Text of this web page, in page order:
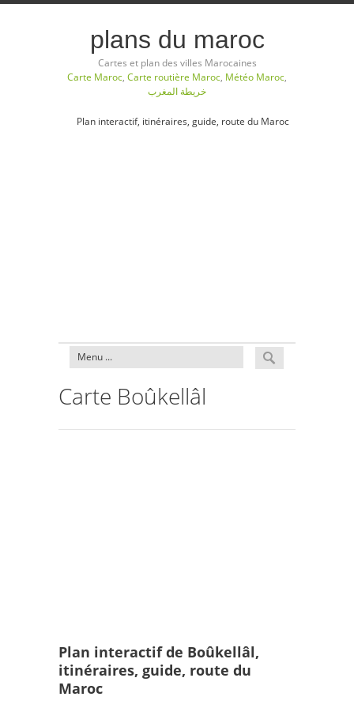
plans du maroc
Cartes et plan des villes Marocaines
Carte Maroc, Carte routière Maroc, Météo Maroc,
خريطة المغرب
Plan interactif, itinéraires, guide, route du Maroc
Carte Boûkellâl
Plan interactif de Boûkellâl,
itinéraires, guide, route du
Maroc